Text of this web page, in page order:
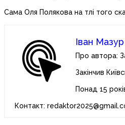
Сама Оля Полякова на тлі того
Іван Мазур
Про автора:
Закінчив
Понад 15
Контакт: